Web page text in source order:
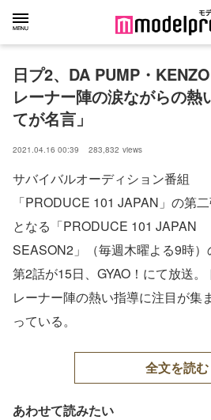
日プ2、DA PUMP・
レーナー陣の涙ながらの熱
てが名言」
2021.04.16 00:39 283,832 views
サバイバルオーディション番組
「PRODUCE 101 JAPAN」の第
となる「PRODUCE 101 JAPAN
SEASON2」（毎週木曜よる9時）
第2話が15日、GYAO！にて放送。
レーナー陣の熱い指導に注目が集ま
っている。
全文を読む
あわせて読みたい